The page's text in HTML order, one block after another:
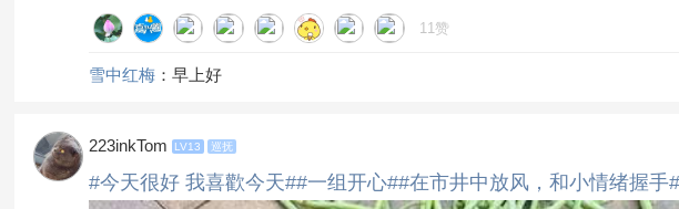
11赞
雪中红梅 ：早上好
223inkTom LV13 巡抚
#今天很好 我喜歡今天##一组开心##在市井中放风，和小情绪握手